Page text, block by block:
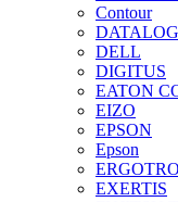
Contour
DELL
DIGITUS
EATON
EIZO
EPSON
Epson
EXERTIS